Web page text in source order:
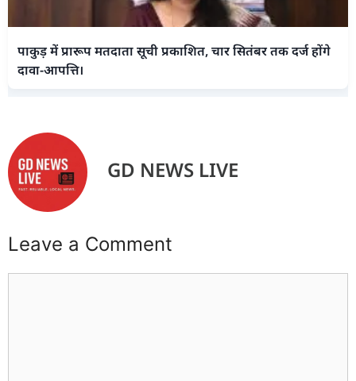
पाकुड़ में प्रारूप मतदाता सूची प्रकाशित, चार सितंबर तक दर्ज होंगे
दावा-आपत्ति।
GD NEWS LIVE
Leave a Comment